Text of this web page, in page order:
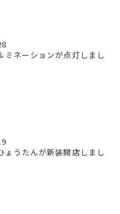
ミネーションが点灯しまし
ょうたんが新装開店しまし